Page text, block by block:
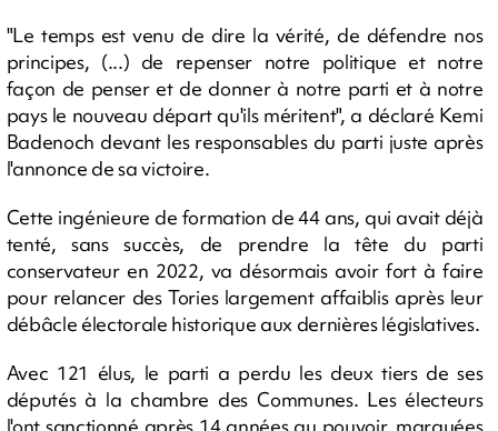
"Le temps est venu de dire la vérité, de défendre nos
principes, (...) de repenser notre politique et notre
façon de penser et de donner à notre parti et à notre
pays le nouveau départ qu'ils méritent", a déclaré Kemi
Badenoch devant les responsables du parti juste après
l'annonce de sa victoire.
Cette ingénieure de formation de 44 ans, qui avait déjà
tenté, sans succès, de prendre la tête du parti
conservateur en 2022, va désormais avoir fort à faire
pour relancer des Tories largement affaiblis après leur
débâcle électorale historique aux dernières législatives.
Avec 121 élus, le parti a perdu les deux tiers de ses
députés à la chambre des Communes. Les électeurs